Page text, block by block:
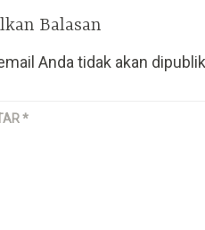
Balasan
Anda tidak akan
*